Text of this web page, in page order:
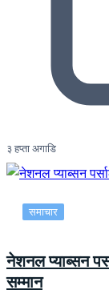
३ हप्ता अगाडि
समाचार
नेशनल प्याब्सन
सम्मान